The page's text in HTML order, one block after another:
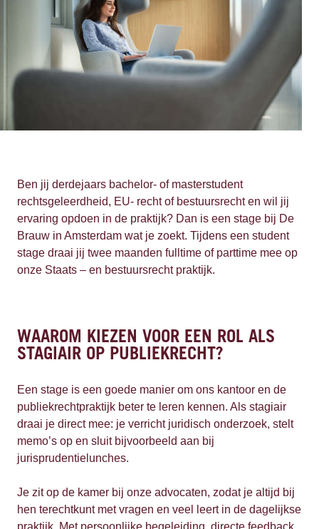
Ben jij derdejaars bachelor- of masterstudent
rechtsgeleerdheid, EU- recht of bestuursrecht en wil jij
ervaring opdoen in de praktijk? Dan is een stage bij De
Brauw in Amsterdam wat je zoekt. Tijdens een student
stage draai jij twee maanden fulltime of parttime mee op
onze Staats – en bestuursrecht praktijk.
WAAROM KIEZEN VOOR EEN ROL ALS
STAGIAIR OP PUBLIEKRECHT?
Een stage is een goede manier om ons kantoor en de
publiekrechtpraktijk beter te leren kennen. Als stagiair
draai je direct mee: je verricht juridisch onderzoek, stelt
memo’s op en sluit bijvoorbeeld aan bij
jurisprudentielunches.
Je zit op de kamer bij onze advocaten, zodat je altijd bij
hen terechtkunt met vragen en veel leert in de dagelijkse
praktijk. Met persoonlijke begeleiding, directe feedback